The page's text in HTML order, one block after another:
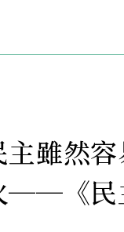
主雖然
──《民